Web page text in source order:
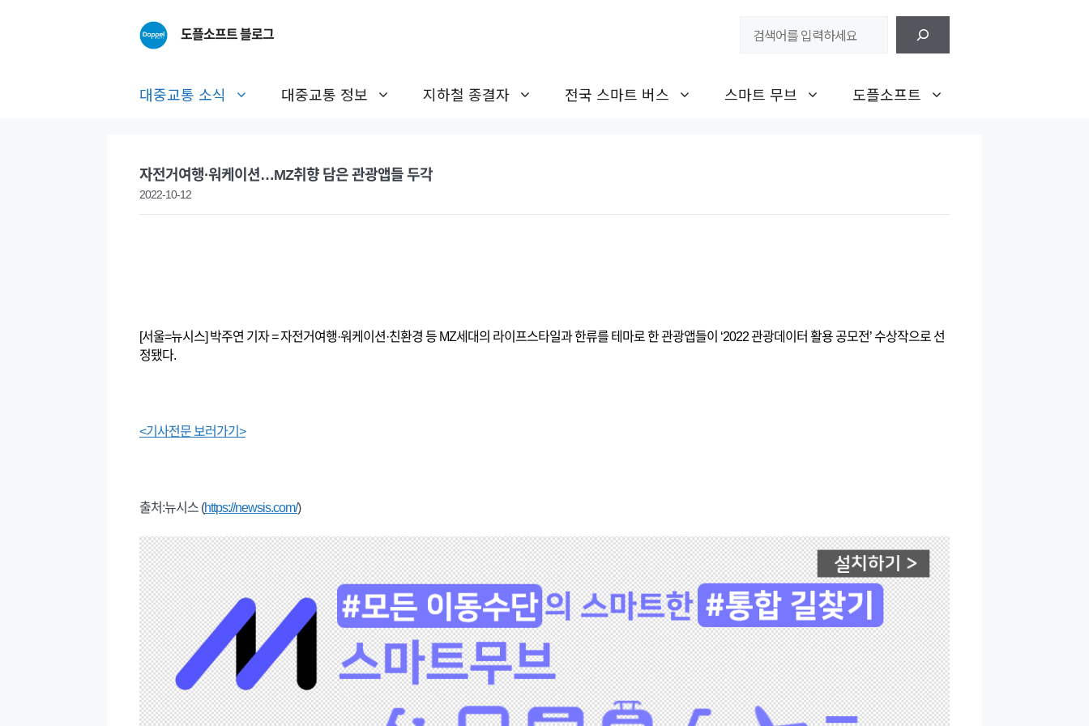
도플소프트 블로그
대중교통 소식 대중교통 정보 지하철 종결자 전국 스마트 버스 스마트 무브 도플소프트
자전거여행·워케이션…MZ취향 담은 관광앱들 두각
2022-10-12
[서울=뉴시스] 박주연 기자 = 자전거여행·워케이션·친환경 등 MZ세대의 라이프스타일과 한류를 테마로 한 관광앱들이 ‘2022 관광데이터 활용 공모전’ 수상작으로 선
정됐다.
<기사전문 보러가기>
출처:뉴시스 (https://newsis.com/)